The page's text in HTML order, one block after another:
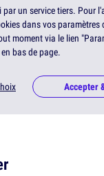
un service tiers. Pour
dans vos
moment via le lien
bas de page.
Accepter